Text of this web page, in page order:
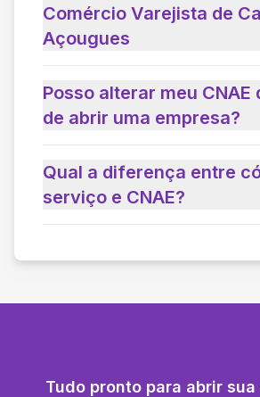
Comércio Varejista de
Açougues
Posso alterar meu CNAE
de abrir uma empresa?
Qual a diferença entre
serviço e CNAE?
Tudo pronto para abrir